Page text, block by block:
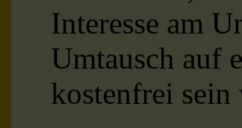
Interesse am
Umtausch auf
kostenfrei